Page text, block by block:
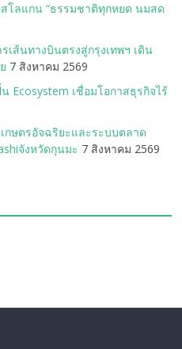
โลแกน “ธรรมชาติทุกหยด นมสด
เส้นทางบินตรงสู่กรุงเทพฯ เดิน
7 สิงหาคม 2569
Ecosystem เชื่อมโอกาสธุรกิจไร้
ษตรอัจฉริยะและระบบตลาด
จังหวัดกุนมะ 7 สิงหาคม 2569